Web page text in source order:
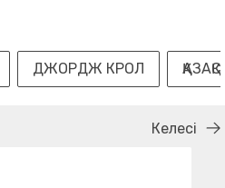
ДЖОРДЖ КРОЛ
Келесі